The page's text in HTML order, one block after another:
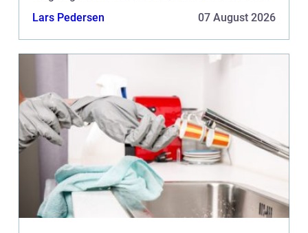
brugtvognsforhandler i forbindelse med køb af
Lars Pedersen 07 August 2026